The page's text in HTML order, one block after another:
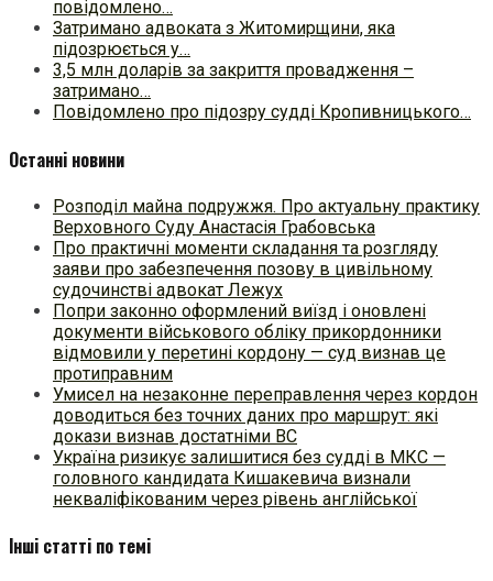
повідомлено…
Затримано адвоката з Житомирщини, яка
підозрюється у…
3,5 млн доларів за закриття провадження –
затримано…
Повідомлено про підозру судді Кропивницького…
Останні новини
Розподіл майна подружжя. Про актуальну практику
Верховного Суду Анастасія Грабовська
Про практичні моменти складання та розгляду
заяви про забезпечення позову в цивільному
судочинстві адвокат Лежух
Попри законно оформлений виїзд і оновлені
документи військового обліку прикордонники
відмовили у перетині кордону — суд визнав це
протиправним
Умисел на незаконне переправлення через кордон
доводиться без точних даних про маршрут: які
докази визнав достатніми ВС
Україна ризикує залишитися без судді в МКС —
головного кандидата Кишакевича визнали
некваліфікованим через рівень англійської
Інші статті по темі